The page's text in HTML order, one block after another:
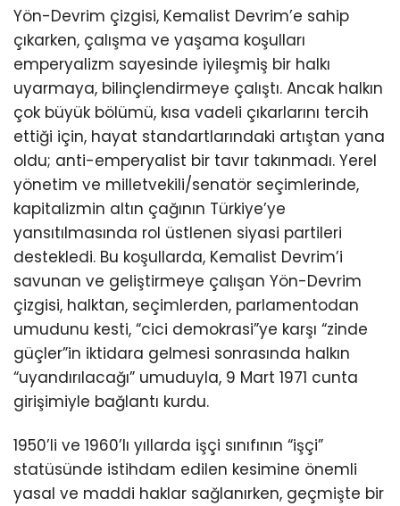
Yön-Devrim çizgisi, Kemalist Devrim’e sahip
çıkarken, çalışma ve yaşama koşulları
emperyalizm sayesinde iyileşmiş bir halkı
uyarmaya, bilinçlendirmeye çalıştı. Ancak halkın
çok büyük bölümü, kısa vadeli çıkarlarını tercih
ettiği için, hayat standartlarındaki artıştan yana
oldu; anti-emperyalist bir tavır takınmadı. Yerel
yönetim ve milletvekili/senatör seçimlerinde,
kapitalizmin altın çağının Türkiye’ye
yansıtılmasında rol üstlenen siyasi partileri
destekledi. Bu koşullarda, Kemalist Devrim’i
savunan ve geliştirmeye çalışan Yön-Devrim
çizgisi, halktan, seçimlerden, parlamentodan
umudunu kesti, “cici demokrasi”ye karşı “zinde
güçler”in iktidara gelmesi sonrasında halkın
“uyandırılacağı” umuduyla, 9 Mart 1971 cunta
girişimiyle bağlantı kurdu.
1950’li ve 1960’lı yıllarda işçi sınıfının “işçi”
statüsünde istihdam edilen kesimine önemli
yasal ve maddi haklar sağlanırken, geçmişte bir